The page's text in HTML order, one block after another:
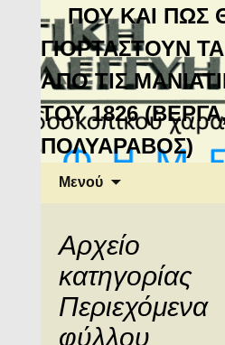
Μανιάτικη
Αλληλεγγύη
ΠΟΥ ΚΑΙ ΠΩΣ
ΓΙΟΡΤΑΣΤΟΥΝ
ΑΠΟ ΤΙΣ
ΤΟΥ 1826
ΠΟΛΥΑΡΑΒΟΣ)
Μενού
Αρχείο
κατηγορίας
Περιεχόμενα
φύλλου